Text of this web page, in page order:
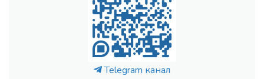
Telegram канал